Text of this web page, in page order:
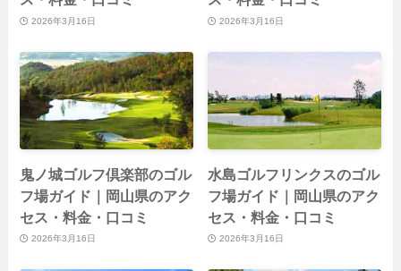
2026年3月16日 2026年3月16日
鬼ノ城ゴルフ倶楽部のゴル
フ場ガイド｜岡山県のアク
セス・料金・口コミ
2026年3月16日
水島ゴルフリンクスのゴル
フ場ガイド｜岡山県のアク
セス・料金・口コミ
2026年3月16日